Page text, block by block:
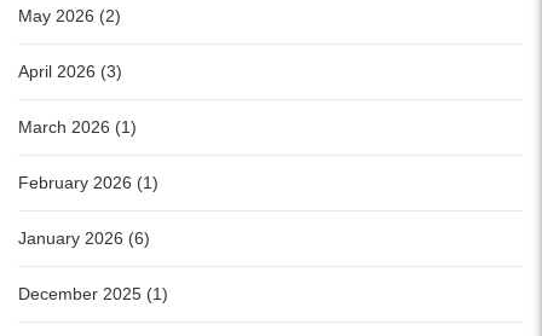
May 2026 (2)
April 2026 (3)
March 2026 (1)
February 2026 (1)
January 2026 (6)
December 2025 (1)